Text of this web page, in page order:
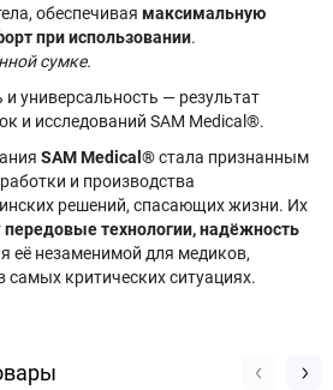
обеспечивая максимальную
при использовании.
сумке.
и универсальность — результат
и исследований SAM Medical®.
SAM Medical®стала признанным
и производства
решений, спасающих жизни. Их
передовые технологии, надёжность
её незаменимой для медиков,
самых критических ситуациях.